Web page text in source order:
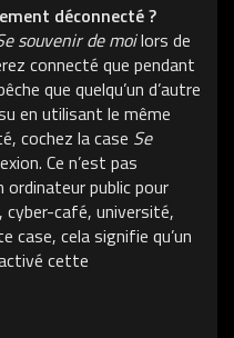
déconnecté ?
souvenir de moilors de
connecté que pendant
que quelqu’un d’autre
en utilisant le même
cochez la case Se
Ce n’est pas
public pour
cyber-café, université,
case, cela signifie qu’un
cette